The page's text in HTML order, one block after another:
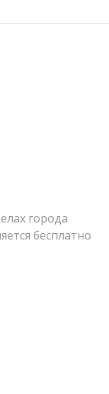
города
бесплатно